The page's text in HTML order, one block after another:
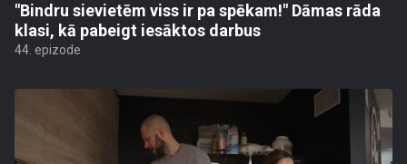
"Bindru sievietēm viss ir pa spēkam!" Dāmas rāda
klasi, kā pabeigt iesāktos darbus
44. epizode